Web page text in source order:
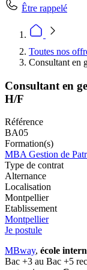
Être rappelé
Toutes nos
Consultant en
Consultant en
H/F
Référence
BA05
Formation(s)
MBA Gestion de
Type de contrat
Alternance
Localisation
Montpellier
Etablissement
Montpellier
Je postule
MBway, école
Bac +3 au Bac +5